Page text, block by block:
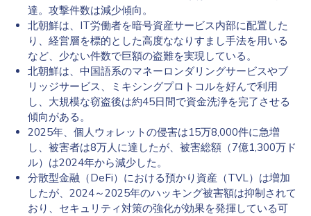
達。攻撃件数は減少傾向。
北朝鮮は、IT労働者を暗号資産サービス内部に配置した
り、経営層を標的とした高度ななりすまし手法を用いる
など、少ない件数で巨額の盗難を実現している。
北朝鮮は、中国語系のマネーロンダリングサービスやブ
リッジサービス、ミキシングプロトコルを好んで利用
し、大規模な窃盗後は約45日間で資金洗浄を完了させる
傾向がある。
2025年、個人ウォレットの侵害は15万8,000件に急増
し、被害者は8万人に達したが、被害総額（7億1,300万ド
ル）は2024年から減少した。
分散型金融（DeFi）における預かり資産（TVL）は増加
したが、2024～2025年のハッキング被害額は抑制されて
おり、セキュリティ対策の強化が効果を発揮している可